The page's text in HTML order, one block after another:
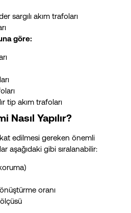
sargılı akım trafoları
göre:
tip akım trafoları
Nasıl Yapılır?
edilmesi gereken önemli
aşağıdaki gibi sıralanabilir:
oranı